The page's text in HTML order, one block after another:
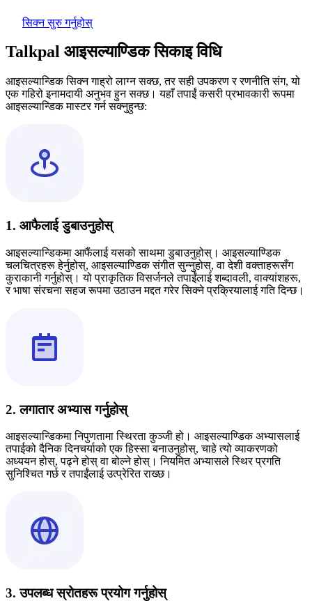
सिक्न सुरु गर्नुहोस्
Talkpal आइसल्याण्डिक सिकाइ विधि
आइसल्यान्डिक सिक्न गाह्रो लाग्न सक्छ, तर सही उपकरण र रणनीति संग, यो
एक गहिरो इनामदायी अनुभव हुन सक्छ। यहाँ तपाईं कसरी प्रभावकारी रूपमा
आइसल्यान्डिक मास्टर गर्न सक्नुहुन्छ:
1. आफैलाई डुबाउनुहोस्
आइसल्यान्डिकमा आफैंलाई यसको साथमा डुबाउनुहोस्। आइसल्याण्डिक
चलचित्रहरू हेर्नुहोस्, आइसल्याण्डिक संगीत सुन्नुहोस्, वा देशी वक्ताहरूसँग
कुराकानी गर्नुहोस्। यो प्राकृतिक विसर्जनले तपाईंलाई शब्दावली, वाक्यांशहरू,
र भाषा संरचना सहज रूपमा उठाउन मद्दत गरेर सिक्ने प्रक्रियालाई गति दिन्छ।
2. लगातार अभ्यास गर्नुहोस्
आइसल्यान्डिकमा निपुणतामा स्थिरता कुञ्जी हो। आइसल्याण्डिक अभ्यासलाई
तपाईको दैनिक दिनचर्याको एक हिस्सा बनाउनुहोस्, चाहे त्यो व्याकरणको
अध्ययन होस्, पढ्ने होस् वा बोल्ने होस्। नियमित अभ्यासले स्थिर प्रगति
सुनिश्चित गर्छ र तपाईंलाई उत्प्रेरित राख्छ।
3. उपलब्ध स्रोतहरू प्रयोग गर्नुहोस्